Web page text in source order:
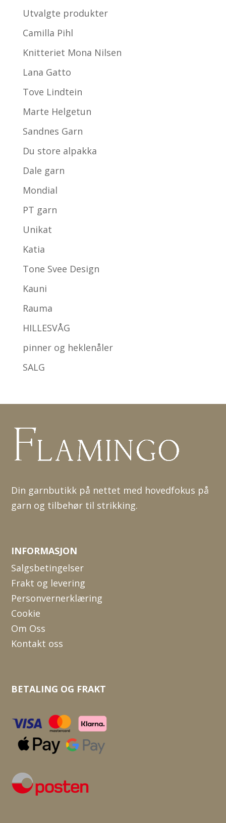
Utvalgte produkter
Camilla Pihl
Knitteriet Mona Nilsen
Lana Gatto
Tove Lindtein
Marte Helgetun
Sandnes Garn
Du store alpakka
Dale garn
Mondial
PT garn
Unikat
Katia
Tone Svee Design
Kauni
Rauma
HILLESVÅG
pinner og heklenåler
SALG
Din garnbutikk på nettet med hovedfokus på
garn og tilbehør til strikking.
INFORMASJON
Salgsbetingelser
Frakt og levering
Personvernerklæring
Cookie
Om Oss
Kontakt oss
BETALING OG FRAKT